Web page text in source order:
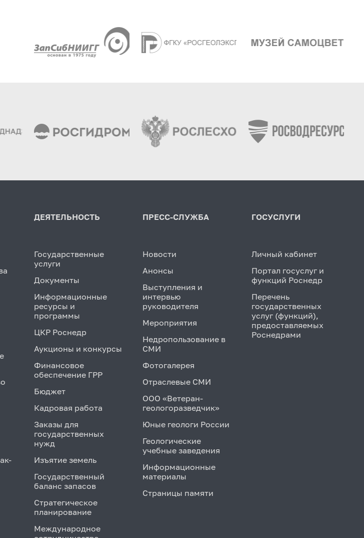
ДЕЯТЕЛЬНОСТЬ
Государственные
услуги
Документы
Информационные
ресурсы и
программы
ЦКР Роснедр
Аукционы и конкурсы
Финансовое
обеспечение ГРР
Бюджет
Кадровая работа
Заказы для
государственных
нужд
Изъятие земель
Государственный
баланс запасов
Стратегическое
планирование
Международное
ПРЕСС-СЛУЖБА
Новости
Анонсы
Выступления и
интервью
руководителя
Мероприятия
Недропользование в
СМИ
Фотогалерея
Отраслевые СМИ
ООО «Ветеран-
геологоразведчик»
Юные геологи России
Геологические
учебные заведения
Информационные
материалы
Страницы памяти
ГОСУСЛУГИ
Личный кабинет
Портал госуслуг и
функций Роснедр
Перечень
государственных
услуг (функций),
предоставляемых
Роснедрами